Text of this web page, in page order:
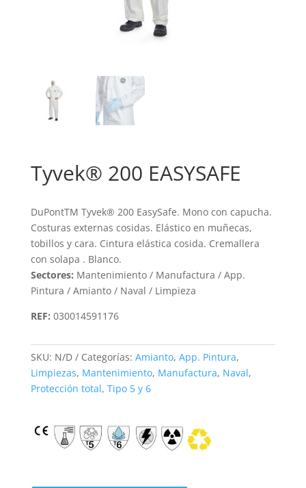
Tyvek® 200 EASYSAFE
DuPontTM Tyvek® 200 EasySafe. Mono con capucha.
Costuras externas cosidas. Elástico en muñecas,
tobillos y cara. Cintura elástica cosida. Cremallera
con solapa . Blanco.
Sectores: Mantenimiento / Manufactura / App.
Pintura / Amianto / Naval / Limpieza
REF: 030014591176
SKU: N/D Categorías: Amianto, App. Pintura,
Limpiezas, Mantenimiento, Manufactura, Naval,
Protección total, Tipo 5 y 6